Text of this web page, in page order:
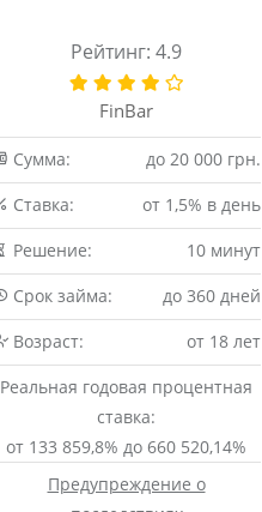
Рейтинг: 4.9
FinBar
Сумма:
до 20 000 грн.
Cтавка:
от 1,5% в день
Решение:
10 минут
Срок займа:
до 360 дней
Возраст:
от 18 лет
Реальная годовая процентная
ставка:
от 133 859,8% до 660 520,14%
Предупреждение о